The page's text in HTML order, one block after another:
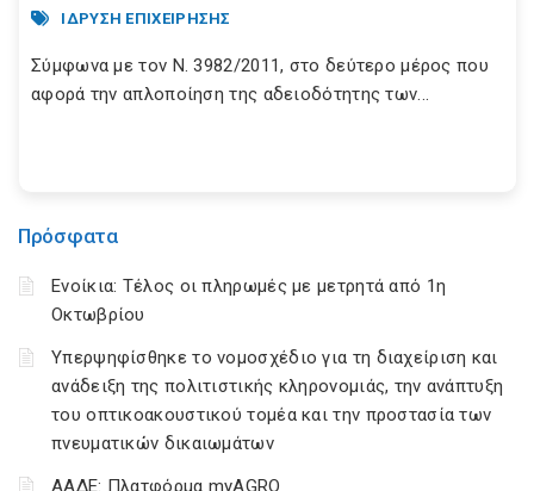
Πρόσφατα
Ενοίκια: Τέλος οι πληρωμές με μετρητά από 1η
Οκτωβρίου
Υπερψηφίσθηκε το νομοσχέδιο για τη διαχείριση και
ανάδειξη της πολιτιστικής κληρονομιάς, την ανάπτυξη
του οπτικοακουστικού τομέα και την προστασία των
πνευματικών δικαιωμάτων
ΑΑΔΕ: Πλατφόρμα myAGRO
ΙΔΡΥΣΗ ΕΠΙΧΕΙΡΗΣΗΣ
Σύμφωνα με τον N. 3982/2011, στο δεύτερο μέρος που
αφορά την απλοποίηση της αδειοδότητης των...